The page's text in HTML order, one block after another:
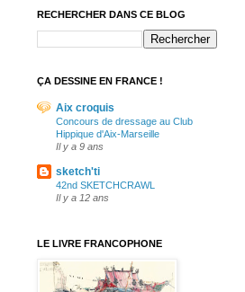
RECHERCHER DANS CE BLOG
ÇA DESSINE EN FRANCE !
Aix croquis
Concours de dressage au Club
Hippique d'Aix-Marseille
Il y a 9 ans
sketch'ti
42nd SKETCHCRAWL
Il y a 12 ans
LE LIVRE FRANCOPHONE